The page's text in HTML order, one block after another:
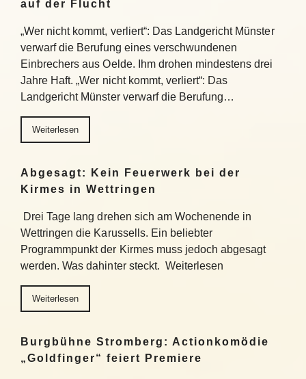
auf der Flucht
„Wer nicht kommt, verliert“: Das Landgericht Münster
verwarf die Berufung eines verschwundenen
Einbrechers aus Oelde. Ihm drohen mindestens drei
Jahre Haft. „Wer nicht kommt, verliert“: Das
Landgericht Münster verwarf die Berufung…
Weiterlesen
Abgesagt: Kein Feuerwerk bei der
Kirmes in Wettringen
Drei Tage lang drehen sich am Wochenende in
Wettringen die Karussells. Ein beliebter
Programmpunkt der Kirmes muss jedoch abgesagt
werden. Was dahinter steckt. Weiterlesen
Weiterlesen
Burgbühne Stromberg: Actionkomödie
„Goldfinger“ feiert Premiere